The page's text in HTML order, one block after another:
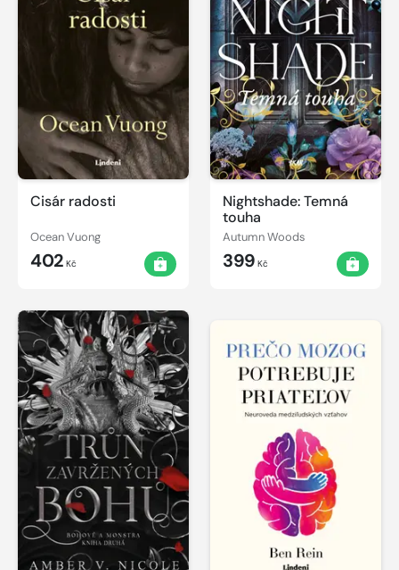
Cisár radosti
Ocean Vuong
402 Kč
Nightshade: Temná
touha
Autumn Woods
399 Kč